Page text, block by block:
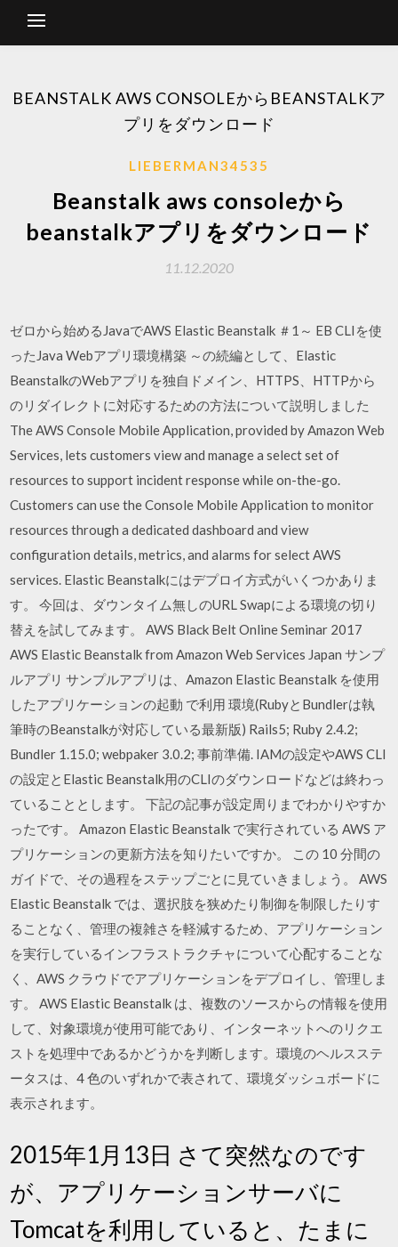
BEANSTALK AWS CONSOLEからBEANSTALKア
プリをダウンロード
LIEBERMAN34535
Beanstalk aws consoleから
beanstalkアプリをダウンロード
11.12.2020
ゼロから始めるJavaでAWS Elastic Beanstalk ＃1～ EB CLIを使
ったJava Webアプリ環境構築 ～の続編として、Elastic
BeanstalkのWebアプリを独自ドメイン、HTTPS、HTTPから
のリダイレクトに対応するための方法について説明しました
The AWS Console Mobile Application, provided by Amazon Web
Services, lets customers view and manage a select set of
resources to support incident response while on-the-go.
Customers can use the Console Mobile Application to monitor
resources through a dedicated dashboard and view
configuration details, metrics, and alarms for select AWS
services. Elastic Beanstalkにはデプロイ方式がいくつかありま
す。 今回は、ダウンタイム無しのURL Swapによる環境の切り
替えを試してみます。 AWS Black Belt Online Seminar 2017
AWS Elastic Beanstalk from Amazon Web Services Japan サンプ
ルアプリ サンプルアプリは、Amazon Elastic Beanstalk を使用
したアプリケーションの起動 で利用 環境(RubyとBundlerは執
筆時のBeanstalkが対応している最新版) Rails5; Ruby 2.4.2;
Bundler 1.15.0; webpaker 3.0.2; 事前準備. IAMの設定やAWS CLI
の設定とElastic Beanstalk用のCLIのダウンロードなどは終わっ
ていることとします。 下記の記事が設定周りまでわかりやすか
ったです。 Amazon Elastic Beanstalk で実行されている AWS ア
プリケーションの更新方法を知りたいですか。 この 10 分間の
ガイドで、その過程をステップごとに見ていきましょう。 AWS
Elastic Beanstalk では、選択肢を狭めたり制御を制限したりす
ることなく、管理の複雑さを軽減するため、アプリケーション
を実行しているインフラストラクチャについて心配することな
く、AWS クラウドでアプリケーションをデプロイし、管理しま
す。 AWS Elastic Beanstalk は、複数のソースからの情報を使用
して、対象環境が使用可能であり、インターネットへのリクエ
ストを処理中であるかどうかを判断します。環境のヘルスステ
ータスは、4 色のいずれかで表されて、環境ダッシュボードに
表示されます。
2015年1月13日 さて突然なのです
が、アプリケーションサーバに
Tomcatを利用していると、たまに